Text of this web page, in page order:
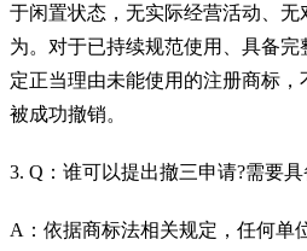
于闲置状态，无实际经营活动、
为。对于已持续规范使用、具备
定正当理由未能使用的注册商标
被成功撤销。
3. Q：谁可以提出撤三申请?需要
A：依据商标法相关规定，任何单